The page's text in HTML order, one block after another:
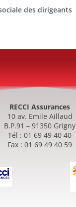
des dirigeants
RECCI Assurances
10 av. Emile Aillaud
B.P.91 – 91350 Grigny
Tél : 01 69 49 40 40
Fax : 01 69 49 40 59